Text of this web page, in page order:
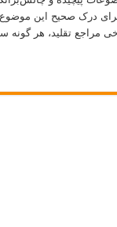
مراجع تقلید، هر گونه